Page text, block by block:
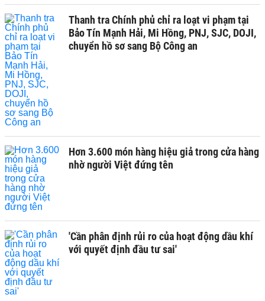
Thanh tra Chính phủ chỉ ra loạt vi phạm tại
Bảo Tín Mạnh Hải, Mi Hồng, PNJ, SJC, DOJI,
chuyển hồ sơ sang Bộ Công an
Hơn 3.600 món hàng hiệu giả trong cửa hàng
nhờ người Việt đứng tên
'Cần phân định rủi ro của hoạt động dầu khí
với quyết định đầu tư sai'